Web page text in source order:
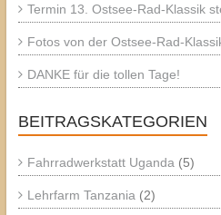
Termin 13. Ostsee-Rad-Klassik
Fotos von der Ostsee-Rad-
DANKE für die tollen Tage!
BEITRAGSKATEGORIEN
Fahrradwerkstatt Uganda(5)
Lehrfarm Tanzania(2)